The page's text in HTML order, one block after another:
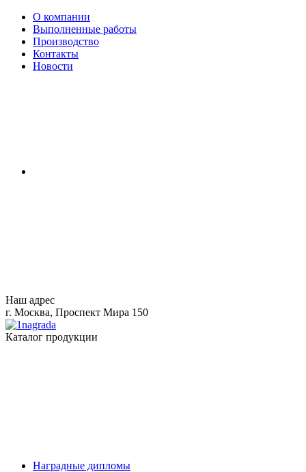
О компании
Выполненные работы
Производство
Контакты
Новости
Наш адрес
г. Москва, Проспект Мира 150
Каталог продукции
Наградные дипломы